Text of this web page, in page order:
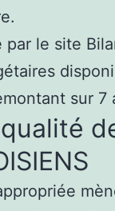
le site
sur 7